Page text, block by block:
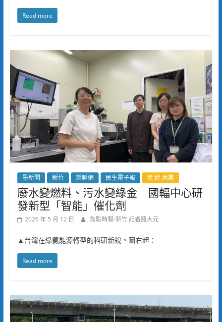
Read more
墨新聞 新竹 樂聯網 民生電子報 產.經.商業
廢水變燃料、污水變綠金 國輻中心研
發新型「智能」催化劑
2026 年 5 月 12 日 焦點時報-新竹 記者羅大元
▲台灣在綠氨能源轉型的科研新銳。圖右起：
Read more